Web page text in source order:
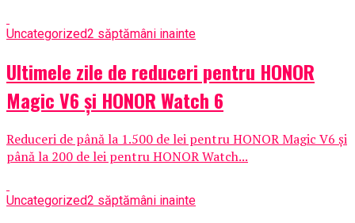
Uncategorized2 săptămâni inainte
Ultimele zile de reduceri pentru HONOR
Magic V6 și HONOR Watch 6
Reduceri de până la 1.500 de lei pentru HONOR Magic V6 și
până la 200 de lei pentru HONOR Watch...
Uncategorized2 săptămâni inainte